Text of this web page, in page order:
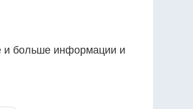
и больше информации и